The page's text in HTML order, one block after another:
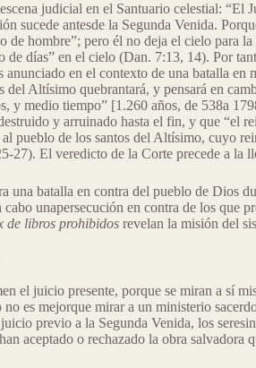
judicial en el Santuario celestial: “El
sucede antesde la Segunda Venida.
de hombre”; pero él no deja el cielo para
de días” en el cielo (Dan. 7:13, 14). Por
anunciado en el contexto de una batalla en
del Altísimo quebrantará, y pensará en
y medio tiempo” [1.260 años, de 538a
y arruinado hasta el fin, y que “el
pueblo de los santos del Altísimo, cuyo
27). El veredicto de la Corte precede a la
una batalla en contra del pueblo de Dios
unapersecución en contra de los que
de libros prohibidos revelan la misión del
el juicio presente, porque se miran a sí
es mejorque mirar a un ministerio
previo a la Segunda Venida, los
aceptado o rechazado la obra salvadora